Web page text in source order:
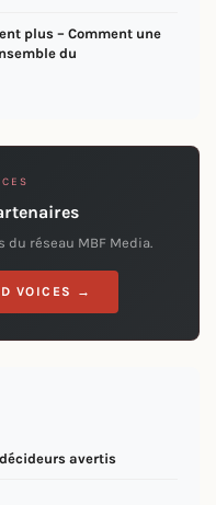
plus – Comment une
du
réseau MBF Media.
VOICES →
avertis